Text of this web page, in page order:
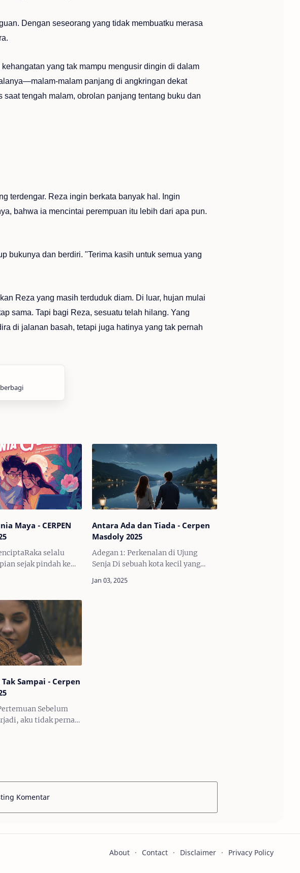
Dengan seseorang yang tidak membuatku merasa
yang tak mampu mengusir dingin di dalam
malam panjang di angkringan dekat
tengah malam, obrolan panjang tentang buku dan
terdengar. Reza ingin berkata banyak hal. Ingin
bahwa ia mencintai perempuan itu lebih dari apa pun.
bukunya dan berdiri. "Terima kasih untuk semua yang
Reza yang masih terduduk diam. Di luar, hujan mulai
sama. Tapi bagi Reza, sesuatu telah hilang. Yang
di jalanan basah, tetapi juga hatinya yang tak pernah
Maya - CERPEN
selalu
sejak pindah ke
membuatnya seperti
hari…
Antara Ada dan Tiada - Cerpen
Masdoly 2025
Adegan 1: Perkenalan di Ujung
Senja Di sebuah kota kecil yang
kedai kopi yang selalu ramai di
Sampai - Cerpen
Sebelum
aku tidak pernah
berat. Sebelum aku
Komentar
About Contact Disclaimer Privacy Policy